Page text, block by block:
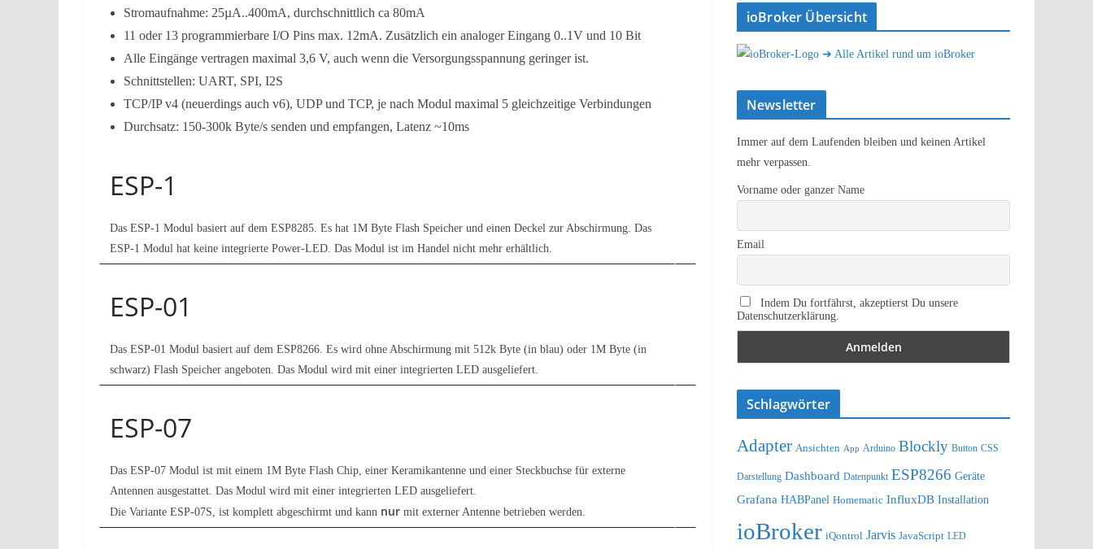
Stromaufnahme: 25µA..400mA, durchschnittlich ca 80mA
11 oder 13 programmierbare I/O Pins max. 12mA. Zusätzlich ein analoger Eingang 0..1V und 10 Bit
Alle Eingänge vertragen maximal 3,6 V, auch wenn die Versorgungsspannung geringer ist.
Schnittstellen: UART, SPI, I2S
TCP/IP v4 (neuerdings auch v6), UDP und TCP, je nach Modul maximal 5 gleichzeitige Verbindungen
Durchsatz: 150-300k Byte/s senden und empfangen, Latenz ~10ms
ESP-1
Das ESP-1 Modul basiert auf dem ESP8285. Es hat 1M Byte Flash Speicher und einen Deckel zur Abschirmung. Das
ESP-1 Modul hat keine integrierte Power-LED. Das Modul ist im Handel nicht mehr erhältlich.
ESP-01
Das ESP-01 Modul basiert auf dem ESP8266. Es wird ohne Abschirmung mit 512k Byte (in blau) oder 1M Byte (in
schwarz) Flash Speicher angeboten. Das Modul wird mit einer integrierten LED ausgeliefert.
ESP-07
Das ESP-07 Modul ist mit einem 1M Byte Flash Chip, einer Keramikantenne und einer Steckbuchse für externe
Antennen ausgestattet. Das Modul wird mit einer integrierten LED ausgeliefert.
Die Variante ESP-07S, ist komplett abgeschirmt und kann nur mit externer Antenne betrieben werden.
ioBroker Übersicht
➔ Alle Artikel rund um ioBroker
Newsletter
Immer auf dem Laufenden bleiben und keinen Artikel
mehr verpassen.
Vorname oder ganzer Name
Email
Indem Du fortfährst, akzeptierst Du unsere
Datenschutzerklärung.
Schlagwörter
Adapter Ansichten App Arduino Blockly Button CSS
Darstellung Dashboard Datenpunkt ESP8266 Geräte
Grafana HABPanel Homematic InfluxDB Installation
ioBroker iQontrol Jarvis JavaScript LED